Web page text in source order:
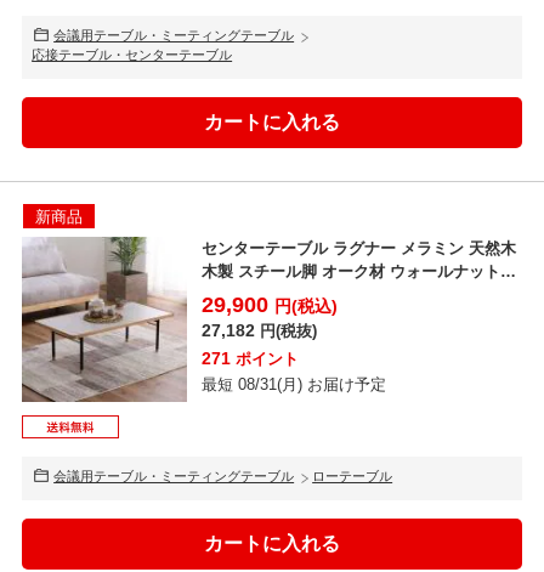
会議用テーブル・ミーティングテーブル
応接テーブル・センターテーブル
新商品
センターテーブル ラグナー メラミン 天然木
木製 スチール脚 オーク材 ウォールナット材
リビング...
29,900 円(税込)
27,182 円(税抜)
271 ポイント
最短 08/31(月) お届け予定
会議用テーブル・ミーティングテーブル ローテーブル